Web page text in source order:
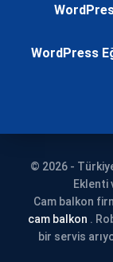
WordPress
© 2026 -
Eklenti
Cam balkon
cam balkon .
bir servis